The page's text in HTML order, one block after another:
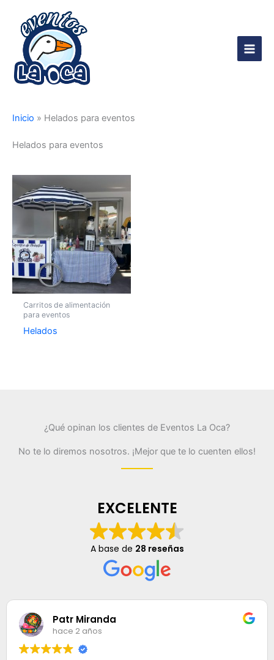
contenido
Main
Inicio » Helados para eventos
Helados para eventos
Carritos de alimentación
para eventos
Helados
¿Qué opinan los clientes de Eventos La Oca?
No te lo diremos nosotros. ¡Mejor que te lo cuenten ellos!
EXCELENTE
A base de 28 reseñas
Patr Miranda
hace 2 años